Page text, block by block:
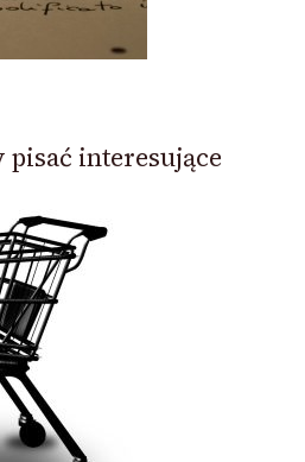
pisać interesujące